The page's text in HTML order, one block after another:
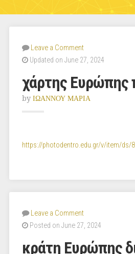
Leave a Comment
Updated on June 27, 2024
χάρτης Ευρώπης
by ΙΩΑΝΝΟΥ ΜΑΡΙΑ
https://photodentro.edu.gr/v/item/ds/
Leave a Comment
Posted on June 27, 2024
κράτη Ευρώπης